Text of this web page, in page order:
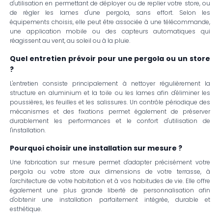
d'utilisation en permettant de déployer ou de replier votre store, ou
de régler les lames d'une pergola, sans effort. Selon les
équipements choisis, elle peut être associée à une télécommande,
une application mobile ou des capteurs automatiques qui
réagissent au vent, au soleil ou à la pluie.
Quel entretien prévoir pour une pergola ou un store
?
L'entretien consiste principalement à nettoyer régulièrement la
structure en aluminium et la toile ou les lames afin d'éliminer les
poussières, les feuilles et les salissures. Un contrôle périodique des
mécanismes et des fixations permet également de préserver
durablement les performances et le confort d'utilisation de
l'installation.
Pourquoi choisir une installation sur mesure ?
Une fabrication sur mesure permet d'adapter précisément votre
pergola ou votre store aux dimensions de votre terrasse, à
l'architecture de votre habitation et à vos habitudes de vie. Elle offre
également une plus grande liberté de personnalisation afin
d'obtenir une installation parfaitement intégrée, durable et
esthétique.